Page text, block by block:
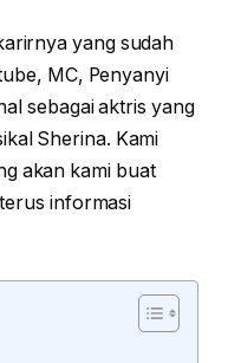
yang sudah
MC, Penyanyi
sebagai aktris yang
Sherina. Kami
akan kami buat
informasi